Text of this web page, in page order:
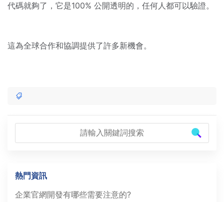
代碼就夠了，它是100% 公開透明的，任何人都可以驗證。
這為全球合作和協調提供了許多新機會。
熱門資訊
企業官網開發有哪些需要注意的?